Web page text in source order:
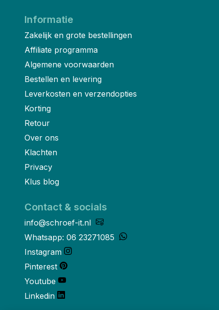
Informatie
Zakelijk en grote bestellingen
Affiliate programma
Algemene voorwaarden
Bestellen en levering
Leverkosten en verzendopties
Korting
Retour
Over ons
Klachten
Privacy
Klus blog
Contact & socials
info@schroef-it.nl
Whatsapp: 06 23271085
Instagram
Pinterest
Youtube
Linkedin